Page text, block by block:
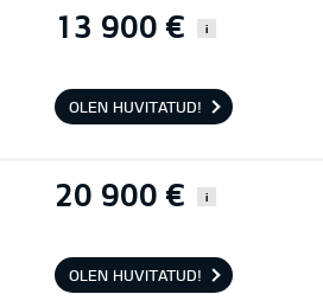
13 900 € i
OLEN HUVITATUD!
20 900 € i
OLEN HUVITATUD!